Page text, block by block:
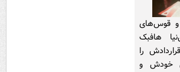
قوس‌های
هافبک
را
خودش و